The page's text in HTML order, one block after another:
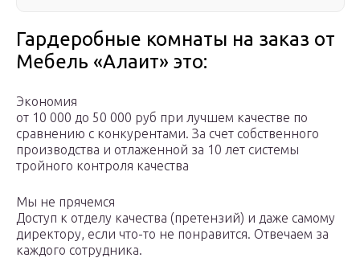
Гардеробные комнаты на заказ от
Мебель «Алаит» это:
Экономия
от 10 000 до 50 000 руб при лучшем качестве по
сравнению с конкурентами. За счет собственного
производства и отлаженной за 10 лет системы
тройного контроля качества
Мы не прячемся
Доступ к отделу качества (претензий) и даже самому
директору, если что-то не понравится. Отвечаем за
каждого сотрудника.